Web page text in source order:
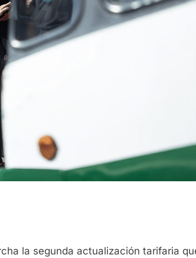
la segunda actualización tarifaria